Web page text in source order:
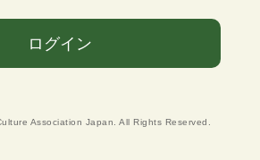
ログイン
Association Japan. All Rights Reserved.